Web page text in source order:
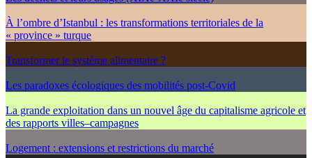
À l’ombre d’Istanbul : les transformations territoriales de la
« province » turque
Transformer le système alimentaire ?
Les paradoxes écologiques des mobilités post-Covid
La grande exploitation dans un nouvel âge du capitalisme agricole et
des rapports villes–campagnes
Logement : extensions et restrictions du marché